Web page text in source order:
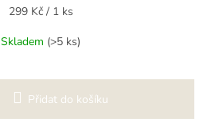
Měrná
299 Kč / 1 ks
Skladem (>5 ks)
Přidat do košíku